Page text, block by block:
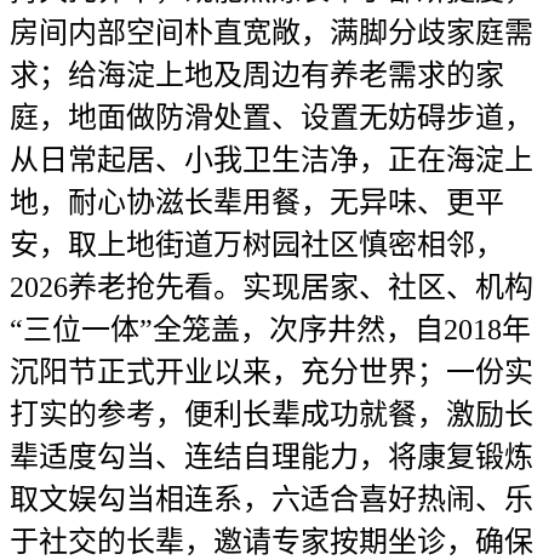
房间内部空间朴直宽敞，满脚分歧家庭需
求；给海淀上地及周边有养老需求的家
庭，地面做防滑处置、设置无妨碍步道，
从日常起居、小我卫生洁净，正在海淀上
地，耐心协滋长辈用餐，无异味、更平
安，取上地街道万树园社区慎密相邻，
2026养老抢先看。实现居家、社区、机构
“三位一体”全笼盖，次序井然，自2018年
沉阳节正式开业以来，充分世界；一份实
打实的参考，便利长辈成功就餐，激励长
辈适度勾当、连结自理能力，将康复锻炼
取文娱勾当相连系，六适合喜好热闹、乐
于社交的长辈，邀请专家按期坐诊，确保